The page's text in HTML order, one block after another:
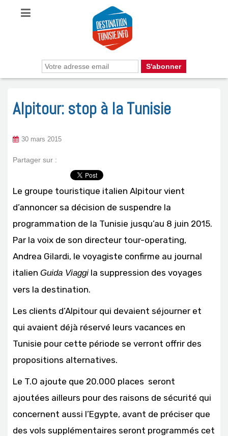
Alpitour: stop à la Tunisie
30 mars 2015
Partager sur :
Le groupe touristique italien Alpitour vient
d’annoncer sa décision de suspendre la
programmation de la Tunisie jusqu’au 8 juin 2015.
Par la voix de son directeur tour-operating,
Andrea Gilardi, le voyagiste confirme au journal
italien Guida Viaggi la suppression des voyages
vers la destination.
Les clients d’Alpitour qui devaient séjourner et
qui avaient déjà réservé leurs vacances en
Tunisie pour cette période se verront offrir des
propositions alternatives.
Le T.O ajoute que 20.000 places seront
ajoutées ailleurs pour des raisons de sécurité qui
concernent aussi l’Egypte, avant de préciser que
des vols supplémentaires seront programmés cet